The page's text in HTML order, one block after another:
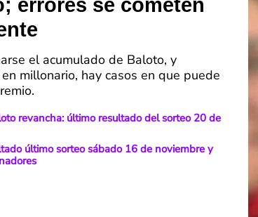
errores se cometen
el acumulado de Baloto, y
millonario, hay casos en que puede
revancha: último resultado del sorteo 20 de
último sorteo sábado 16 de noviembre y